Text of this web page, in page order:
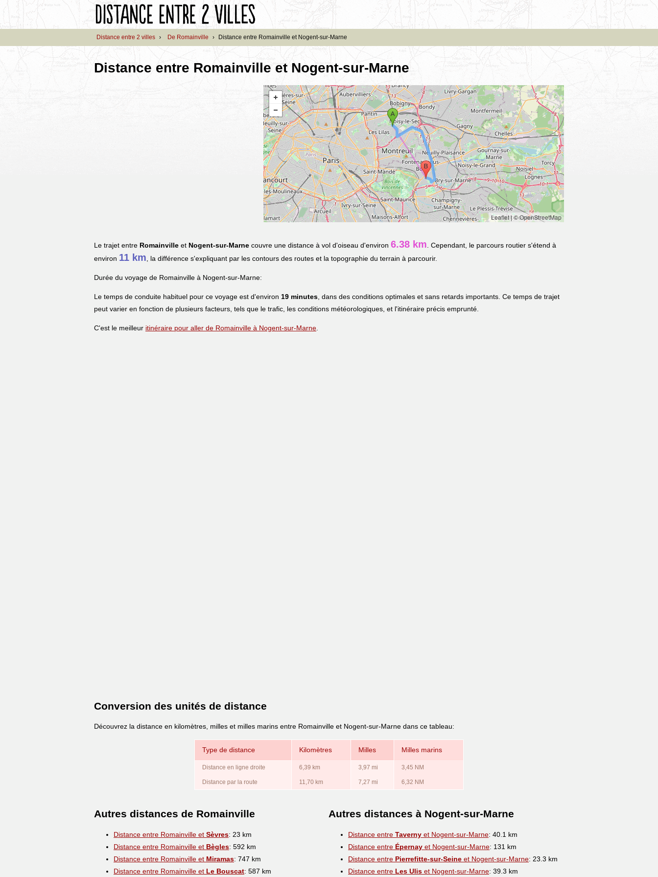
Distance entre 2 villes › De Romainville › Distance entre Romainville et Nogent-sur-Marne
Distance entre Romainville et Nogent-sur-Marne
Leaflet|© OpenStreetMap
Le trajet entre Romainville et Nogent-sur-Marne couvre une distance à vol d'oiseau d'environ 6.38 km . Cependant, le parcours routier s'étend à
environ 11 km , la différence s'expliquant par les contours des routes et la topographie du terrain à parcourir.
Durée du voyage de Romainville à Nogent-sur-Marne:
Le temps de conduite habituel pour ce voyage est d'environ 19 minutes , dans des conditions optimales et sans retards importants. Ce temps de trajet
peut varier en fonction de plusieurs facteurs, tels que le trafic, les conditions météorologiques, et l'itinéraire précis emprunté.
C'est le meilleur itinéraire pour aller de Romainville à Nogent-sur-Marne
Conversion des unités de distance
Découvrez la distance en kilomètres, milles et milles marins entre Romainville et Nogent-sur-Marne dans ce tableau:
Type de distance Kilomètres Milles Milles marins
Distance en ligne droite 6,39 km 3,97 mi 3,45 NM
Distance par la route 11,70 km 7,27 mi 6,32 NM
Autres distances de Romainville
Distance entre Romainville et Sèvres: 23 km
Distance entre Romainville et Bègles: 592 km
Distance entre Romainville et Miramas: 747 km
Distance entre Romainville et Le Bouscat: 587 km
Autres distances à Nogent-sur-Marne
Distance entre Taverny et Nogent-sur-Marne: 40.1 km
Distance entre Épernay et Nogent-sur-Marne: 131 km
Distance entre Pierrefitte-sur-Seine et Nogent-sur-Marne: 23.3 km
Distance entre Les Ulis et Nogent-sur-Marne: 39.3 km